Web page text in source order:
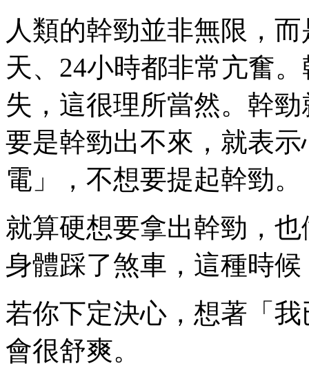
人類的幹勁並非無限，
天、24小時都非常亢奮
失，這很理所當然。幹
要是幹勁出不來，就表
電」，不想要提起幹勁。
就算硬想要拿出幹勁，
身體踩了煞車，這種時
若你下定決心，想著「
會很舒爽。